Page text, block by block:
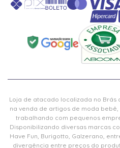
Loja de atacado localizada no Brás
na venda de artigos de moda
trabalhando com pequenos
Disponibilizando diversas marcas
Have Fun, Burigotto, Galzerano,
divergência entre preços do